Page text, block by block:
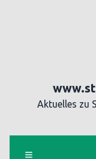
Aktuelles zu